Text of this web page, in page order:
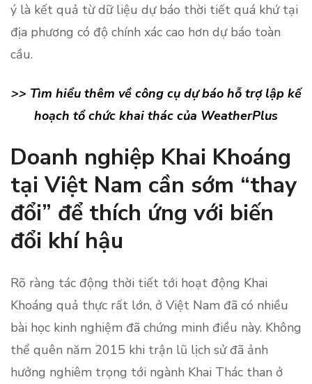
ý là kết quả từ dữ liệu dự báo thời tiết quá khứ tại
địa phương có độ chính xác cao hơn dự báo toàn
cầu.
>> Tìm hiểu thêm về công cụ dự báo hỗ trợ lập kế
hoạch tổ chức khai thác của WeatherPlus
Doanh nghiệp Khai Khoáng
tại Việt Nam cần sớm “thay
đổi” để thích ứng với biến
đổi khí hậu
Rõ ràng tác động thời tiết tới hoạt động Khai
Khoáng quả thực rất lớn, ở Việt Nam đã có nhiều
bài học kinh nghiệm đã chứng minh điều này. Không
thể quên năm 2015 khi trận lũ lịch sử đã ảnh
hưởng nghiêm trọng tới ngành Khai Thác than ở